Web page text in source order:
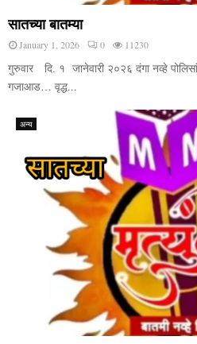
सातच्या बातम्या
January 1, 2026 0 11230
गुरुवार दि. १ जानेवारी २०२६ दंगा नव्हे
गजाआड… वृद्ध...
अन्य